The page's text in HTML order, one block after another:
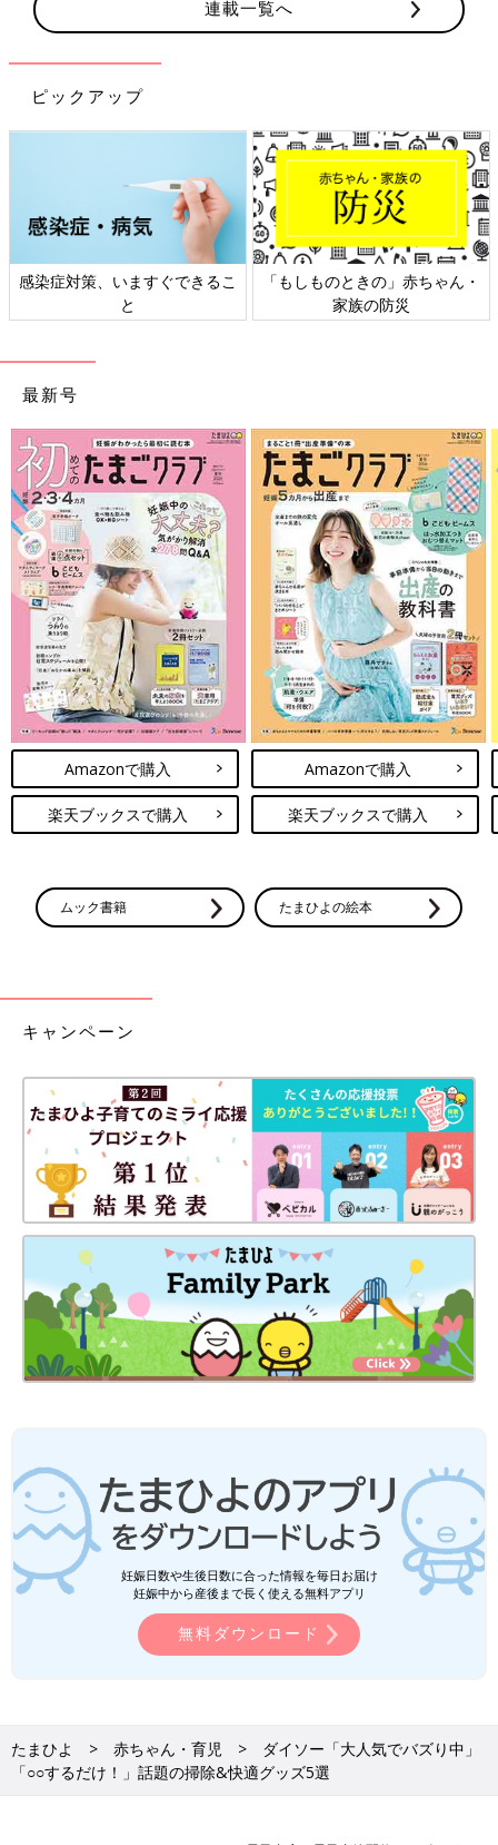
連載一覧へ
ピックアップ
感染症対策、いますぐできるこ
と
「もしものときの」赤ちゃん・
家族の防災
最新号
Amazonで購入
楽天ブックスで購入
Amazonで購入
楽天ブックスで購入
ムック書籍 たまひよの絵本
キャンペーン
妊娠日数や生後日数に合った情報を毎日お届け
妊娠中から産後まで長く使える無料アプリ
無料ダウンロード
たまひよ 赤ちゃん・育児
ダイソー「大人気でバズり中」
「○○するだけ！」話題の掃除&快適グッズ5選